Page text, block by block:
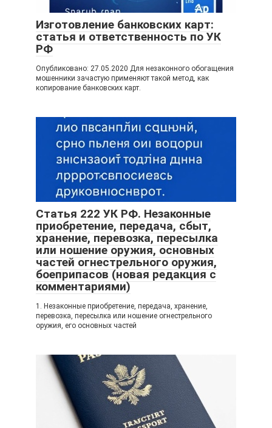
Изготовление банковских карт:
статья и ответственность по УК
РФ
Опубликовано: 27.05.2020 Для незаконного обогащения
мошенники зачастую применяют такой метод, как
копирование банковских карт.
Статья 222 УК РФ. Незаконные
приобретение, передача, сбыт,
хранение, перевозка, пересылка
или ношение оружия, основных
частей огнестрельного оружия,
боеприпасов (новая редакция с
комментариями)
1. Незаконные приобретение, передача, хранение,
перевозка, пересылка или ношение огнестрельного
оружия, его основных частей